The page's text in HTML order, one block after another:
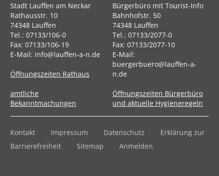
Stadt Lauffen am Neckar
Rathausstr. 10
74348 Lauffen
Tel.: 07133/106-0
Fax: 07133/106-19
E-Mail: info@lauffen-a-n.de
Öffnungszeiten Rathaus
amtliche
Bekanntmachungen
Bürgerbüro mit Tourist-Info
Bahnhofstr. 50
74348 Lauffen
Tel.:07133/2077-0
Fax: 07133/2077-10
E-Mail:
buergerbuero@lauffen-a-
n.de
Öffnungszeiten Bürgerbüro
und aktuelle Hygieneregeln
Kontakt Impressum Datenschutz
Erklärung zur
Barrierefreiheit
Sitemap Anmelden